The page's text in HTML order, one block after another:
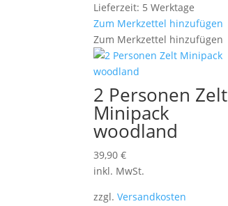
Lieferzeit: 5 Werktage
Zum Merkzettel hinzufügen
Zum Merkzettel hinzufügen
2 Personen Zelt
Minipack
woodland
39,90€
inkl. MwSt.
zzgl.Versandkosten